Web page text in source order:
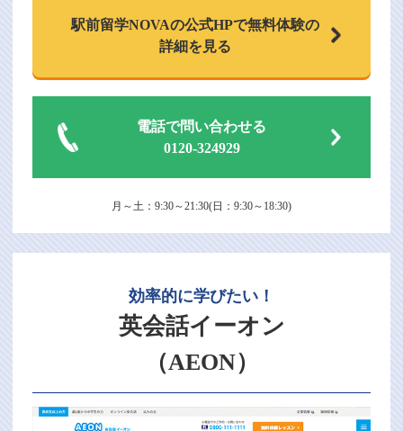
駅前留学NOVAの公式HPで無料体験の
詳細を見る
電話で問い合わせる
0120-324929
月～土：9:30～21:30(日：9:30～18:30)
効率的に学びたい！
英会話イーオン
（AEON）